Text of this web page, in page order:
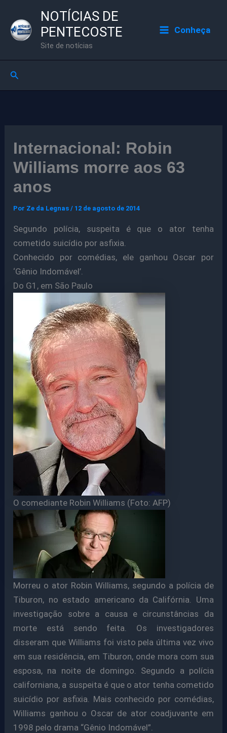
para
NOTÍCIAS DE
PENTECOSTE
Site de notícias
Conheça
Pesquisar
Internacional: Robin
Williams morre aos 63
anos
Por Ze da Legnas/ 12 de agosto de 2014
Segundo polícia, suspeita é que o ator tenha
cometido suicídio por asfixia.
Conhecido por comédias, ele ganhou Oscar por
‘Gênio Indomável’.
Do G1, em São Paulo
O comediante Robin Williams (Foto: AFP)
Morreu o ator Robin Williams, segundo a polícia de
Tiburon, no estado americano da Califórnia. Uma
investigação sobre a causa e circunstâncias da
morte está sendo feita. Os investigadores
disseram que Williams foi visto pela última vez vivo
em sua residência, em Tiburon, onde mora com sua
esposa, na noite de domingo. Segundo a polícia
californiana, a suspeita é que o ator tenha cometido
suicídio por asfixia. Mais conhecido por comédias,
Williams ganhou o Oscar de ator coadjuvante em
1998 pelo drama “Gênio Indomável”.